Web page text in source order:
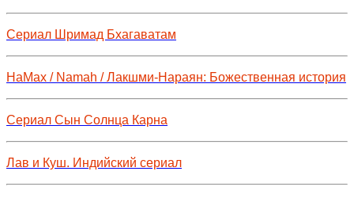
Сериал Шримад Бхагаватам
НаМах / Namah / Лакшми-Нараян: Божественная история
Сериал Сын Солнца Карна
Лав и Куш. Индийский сериал